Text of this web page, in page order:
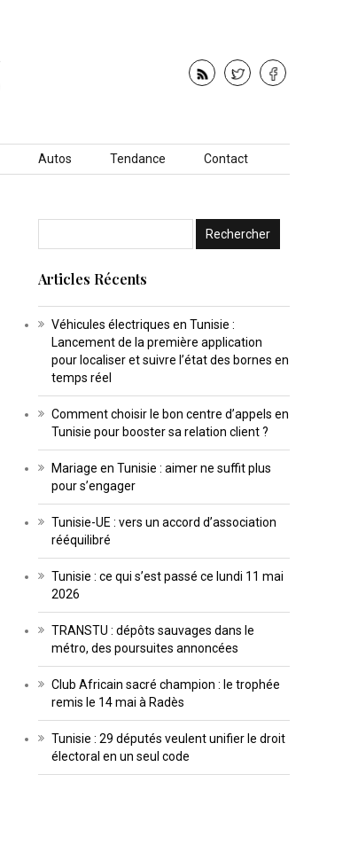
Autos Tendance Contact
Articles Récents
Véhicules électriques en Tunisie :
Lancement de la première application
pour localiser et suivre l’état des bornes en
temps réel
Comment choisir le bon centre d’appels en
Tunisie pour booster sa relation client ?
Mariage en Tunisie : aimer ne suffit plus
pour s’engager
Tunisie-UE : vers un accord d’association
rééquilibré
Tunisie : ce qui s’est passé ce lundi 11 mai
2026
TRANSTU : dépôts sauvages dans le
métro, des poursuites annoncées
Club Africain sacré champion : le trophée
remis le 14 mai à Radès
Tunisie : 29 députés veulent unifier le droit
électoral en un seul code